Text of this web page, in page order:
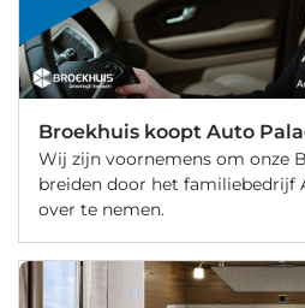
Broekhuis koopt Auto
Wij zijn voornemens om onze
breiden door het familiebedrijf
over te nemen.